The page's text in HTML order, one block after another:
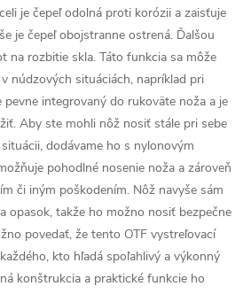
je čepeľ odolná proti korózii a zaisťuje
je čepeľ obojstranne ostrená. Ďalšou
na rozbitie skla. Táto funkcia sa môže
núdzových situáciách, napríklad pri
integrovaný do rukoväte noža a je
Aby ste mohli nôž nosiť stále pri sebe
dodávame ho s nylonovým
pohodlné nosenie noža a zároveň
či iným poškodením. Nôž navyše sám
opasok, takže ho možno nosiť bezpečne
povedať, že tento OTF vystreľovací
kto hľadá spoľahlivý a výkonný
konštrukcia a praktické funkcie ho